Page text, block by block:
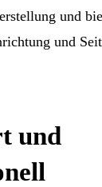
und
und
und